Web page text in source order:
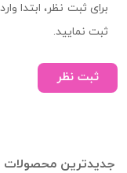
برای ثبت نظر، ابتدا
ثبت نمایید.
ثبت نظر
جدیدترین محصولات